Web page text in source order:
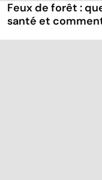
Feux de forêt :
santé et